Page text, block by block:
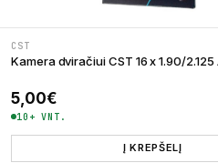
CST
Kamera dviračiui CST 16 x 1.90/
5,00€
10+ VNT.
Į KREPŠELĮ